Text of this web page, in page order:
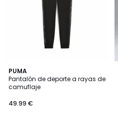
PUMA
Pantalón de deporte a rayas de
camuflaje
49.99 €